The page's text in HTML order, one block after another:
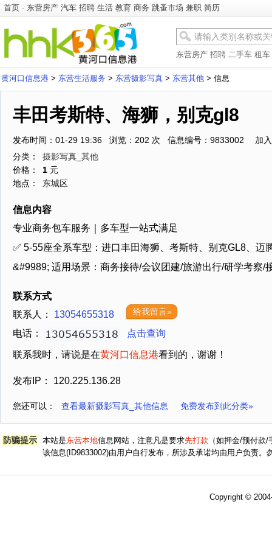
首页 - 东营房产 汽车 招聘 生活 教育 商务 跳蚤市场 兼职 简历
东营房产 招聘 二手车 租车
黄河口信息港 > 东营生活服务 > 东营摄影写真 > 东营其他 > 信息
丰田考斯特、海狮，别克gl8
发布时间：01-29 19:36 浏览：202 次 信息编号：9833002
加
分类：
摄影写真_其他
价格：
1 元
地点：
东城区
信息内容
专业商务包车服务｜多车型一站式满足
✅ 5-55座全系车型：进口丰田海狮、考斯特、别克GL8、迈
&#9989; 适用场景：商务接待/会议团建/旅游出行/研学考察/
联系方式
联系人： 13054655318 给我留言»
电话： 点击查询
联系我时，请说是在黄河口信息港看到的，谢谢！
发布IP： 120.225.136.28
您还可以： 查看最新摄影写真_其他信息 免费发布到此分类»
防骗提示 本站是东营本地信息网站，注意凡是要求先打款 （如押金/预付款
该信息(ID9833002)由用户自行发布，所涉及承诺均由用户负责。
Copyright ©